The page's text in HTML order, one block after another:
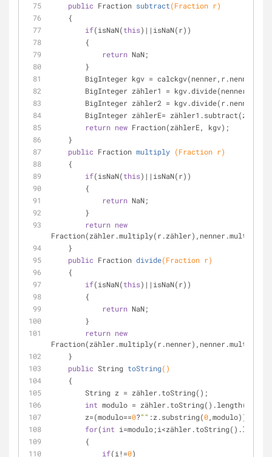
public Fraction subtract(Fraction r)
    {
if(isNaN(this)||isNaN(r))
        {
return NaN;
        }
        BigInteger kgv = calckgv(nenner,r.nenner);
BigInteger zähler1 =
BigInteger zähler2 =
BigInteger zählerE=
return new Fraction(zählerE, kgv);
    }
public Fraction multiply (Fraction r)
    {
if(isNaN(this)||isNaN(r))
        {
return NaN;
        }
return new
    }
public Fraction divide(Fraction r)
    {
if(isNaN(this)||isNaN(r))
        {
return NaN;
        }
return new
    }
public String toString()
    {
        String z = zähler.toString();
int modulo = zähler.toString().length()%
        z=(modulo==
0?"" :z.substring(0,modulo));
for(int
        {
if(i!=0)